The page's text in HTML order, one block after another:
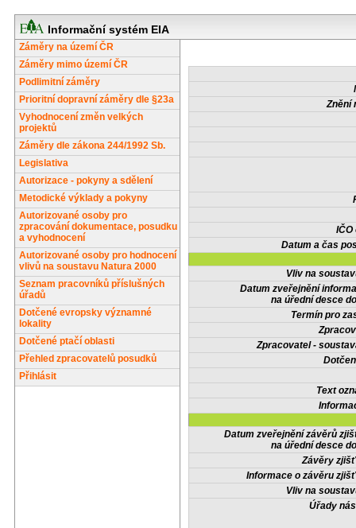
Informační systém EIA
Záměry na území ČR
Záměry mimo území ČR
Podlimitní záměry
Prioritní dopravní záměry dle §23a
Vyhodnocení změn velkých
projektů
Záměry dle zákona 244/1992 Sb.
Legislativa
Autorizace - pokyny a sdělení
Metodické výklady a pokyny
Autorizované osoby pro
zpracování dokumentace, posudku
a vyhodnocení
Autorizované osoby pro hodnocení
vlivů na soustavu Natura 2000
Seznam pracovníků příslušných
úřadů
Dotčené evropsky významné
lokality
Dotčené ptačí oblasti
Přehled zpracovatelů posudků
Přihlásit
Znění
IČO
Datum a čas
Vliv na
Datum zveřejnění
na úřední desce
Termín pro
Zpracovatel -
Text
Datum zveřejnění závěrů
na úřední desce
Závěry
Informace o závěru
Vliv na
Úřady